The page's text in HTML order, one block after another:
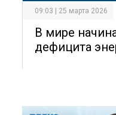
09:03 | 25 марта 2026
В мире
дефицита